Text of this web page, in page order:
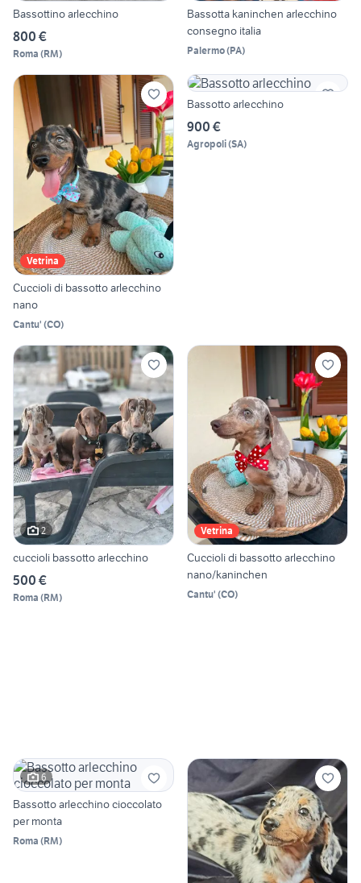
Bassottino arlecchino
800 €
Roma (RM)
Bassotta kaninchen arlecchino
consegno italia
Palermo(PA)
Vetrina
Cuccioli di bassotto arlecchino
nano
Cantu' (CO)
Bassotto arlecchino
900 €
Agropoli(SA)
2
cuccioli bassotto arlecchino
500 €
Roma (RM)
Vetrina
Cuccioli di bassotto arlecchino
nano/kaninchen
Cantu' (CO)
6
Bassotto arlecchino cioccolato
per monta
Roma (RM)